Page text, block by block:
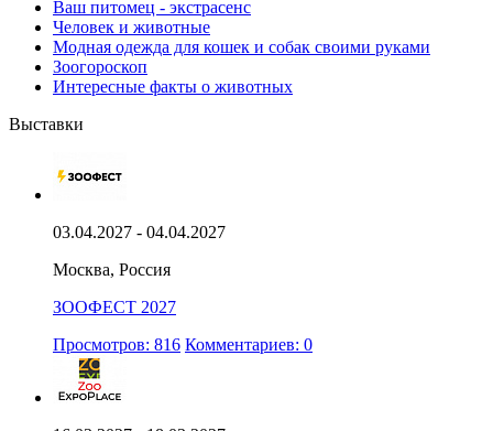
Ваш питомец - экстрасенс
Человек и животные
Модная одежда для кошек и собак своими руками
Зоогороскоп
Интересные факты о животных
Выставки
03.04.2027 - 04.04.2027
Москва, Россия
ЗООФЕСТ 2027
Просмотров: 816 Комментариев: 0